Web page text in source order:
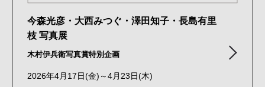
今森光彦・大西みつぐ・澤田知子・長島有里
枝 写真展
木村伊兵衛写真賞特別企画
2026年4月17日(金)～4月23日(木)